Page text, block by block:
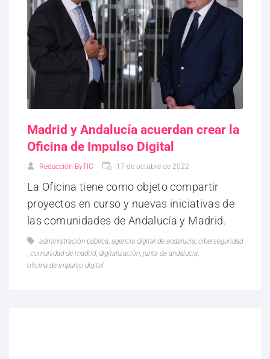
Madrid y Andalucía acuerdan crear la
Oficina de Impulso Digital
Redacción ByTIC 17 de octubre de 2022
La Oficina tiene como objeto compartir
proyectos en curso y nuevas iniciativas de
las comunidades de Andalucía y Madrid.
administración pública agencia digital de andalucía ciberseguridad
comunidad de madrid, digitalización junta de andalucia
oficina de impulso digital